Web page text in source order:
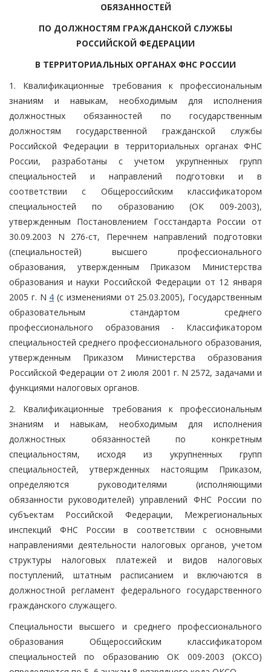
ОБЯЗАННОСТЕЙ
ПО ДОЛЖНОСТЯМ ГРАЖДАНСКОЙ СЛУЖБЫ
РОССИЙСКОЙ ФЕДЕРАЦИИ
В ТЕРРИТОРИАЛЬНЫХ ОРГАНАХ ФНС РОССИИ
1. Квалификационные требования к профессиональным
знаниям и навыкам, необходимым для исполнения
должностных обязанностей по государственным
должностям государственной гражданской службы
Российской Федерации в территориальных органах ФНС
России, разработаны с учетом укрупненных групп
специальностей и направлений подготовки и в
соответствии с Общероссийским классификатором
специальностей по образованию (ОК 009-2003),
утвержденным Постановлением Госстандарта России от
30.09.2003 N 276-ст, Перечнем направлений подготовки
(специальностей) высшего профессионального
образования, утвержденным Приказом Министерства
образования и науки Российской Федерации от 12 января
2005 г. N 4 (с изменениями от 25.03.2005), Государственным
образовательным стандартом среднего
профессионального образования - Классификатором
специальностей среднего профессионального образования,
утвержденным Приказом Министерства образования
Российской Федерации от 2 июля 2001 г. N 2572, задачами и
функциями налоговых органов.
2. Квалификационные требования к профессиональным
знаниям и навыкам, необходимым для исполнения
должностных обязанностей по конкретным
специальностям, исходя из укрупненных групп
специальностей, утвержденных настоящим Приказом,
определяются руководителями (исполняющими
обязанности руководителей) управлений ФНС России по
субъектам Российской Федерации, Межрегиональных
инспекций ФНС России в соответствии с основными
направлениями деятельности налоговых органов, учетом
структуры налоговых платежей и видов налоговых
поступлений, штатным расписанием и включаются в
должностной регламент федерального государственного
гражданского служащего.
Специальности высшего и среднего профессионального
образования Общероссийским классификатором
специальностей по образованию ОК 009-2003 (ОКСО)